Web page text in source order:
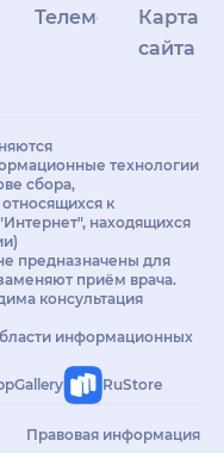
Телемедицина
Карта
сайта
технологии
сбора,
к
находящихся
предназначены для
приём врача.
консультация
информационных
RuStore
Правовая информация